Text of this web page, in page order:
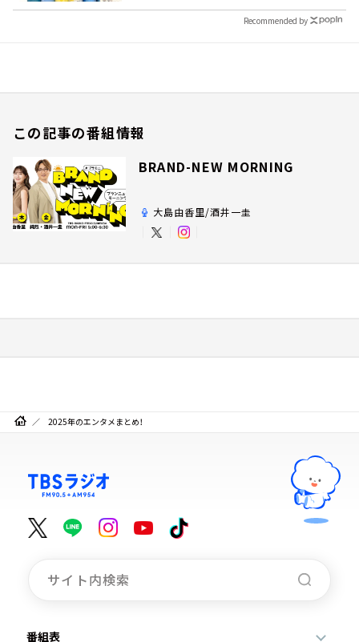
Recommended by
この記事の番組情報
BRAND-NEW MORNING
大島由香里/酒井一圭
2025年のエンタメまとめ！
番組表